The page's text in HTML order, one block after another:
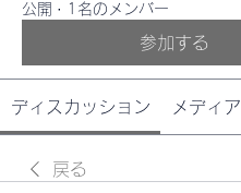
公開 · 1名のメンバー
参加する
ディスカッション メディア
戻る